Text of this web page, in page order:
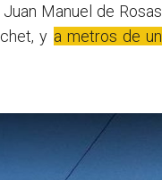
Manuel de Rosas
y a metros de un